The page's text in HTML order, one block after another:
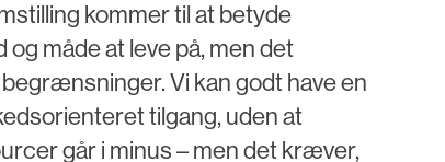
kommer til at betyde
måde at leve på, men det
Vi kan godt have en
tilgang, uden at
går i minus – men det kræver,